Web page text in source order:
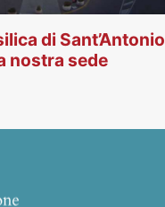
di Sant’Antonio
nostra sede